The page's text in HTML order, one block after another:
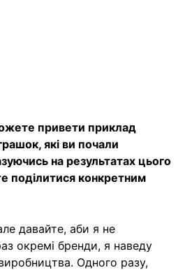
привети приклад
які ви почали
на результатах цього
поділитися конкретним
давайте, аби я не
окремі бренди, я наведу
Одного разу,